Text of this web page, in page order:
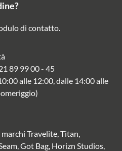
di contatto.
89 99 00 - 45
alle 12:00, dalle 14:00 alle
Travelite, Titan,
Got Bag, Horizn Studios,